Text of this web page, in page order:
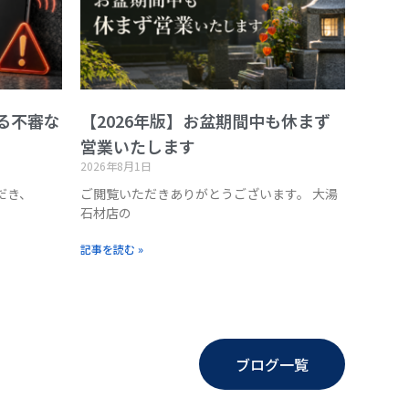
不審な
、
【2026年版】お盆期間中も休まず
営業いたします
2026年8月1日
ご閲覧いただきありがとうございます。 大湯
石材店の
記事を読む »
ブログ一覧